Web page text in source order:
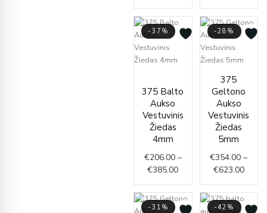
-37%
375 Balto
Aukso
Vestuvinis
Žiedas
4mm
€206.00 –
€385.00
€206.00
through
€385.00
-28%
375
Geltono
Aukso
Vestuvinis
Žiedas
5mm
€354.00 –
€623.00
-31% -42%